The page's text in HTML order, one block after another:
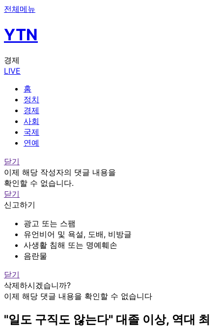
전체메뉴
YTN
경제
LIVE
홈
정치
경제
사회
국제
연예
닫기
이제 해당 작성자의 댓글 내용을
확인할 수 없습니다.
닫기
신고하기
광고 또는 스팸
유언비어 및 욕설, 도배, 비방글
사생활 침해 또는 명예훼손
음란물
닫기
삭제하시겠습니까?
이제 해당 댓글 내용을 확인할 수 없습니다
"일도 구직도 않는다" 대졸 이상, 역대 최